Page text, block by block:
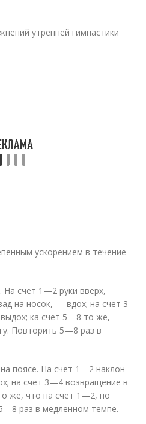
утренней гимнастики
ускорением в течение
счет 1—2 руки вверх,
на носок, — вдох; на счет 3
ка счет 5—8 то же,
Повторить 5—8 раз в
поясе. На счет 1—2 наклон
на счет 3—4 возвращение в
же, что на счет 1—2, но
раз в медленном темпе.